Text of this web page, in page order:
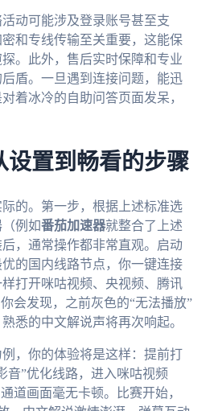
动可能涉及登录账号甚至支
和专线传输至关重要，这能保
。此外，售后实时保障和专业
盾。一旦遇到连接问题，能迅
着冰冷的自助问答页面发呆，
设置到畅看的步骤
的。第一步，根据上述标准选
例如番茄加速器就整合了上述
，通常操作都非常直观。启动
的国内线路节点，你一键连接
打开咪咕视频、央视频、腾讯
会发现，之前灰色的“无法播放”
悉的中文解说声将再次响起。
，你的体验将是这样：提前打
音”优化线路，进入咪咕视频
道画面毫无卡顿。比赛开始，